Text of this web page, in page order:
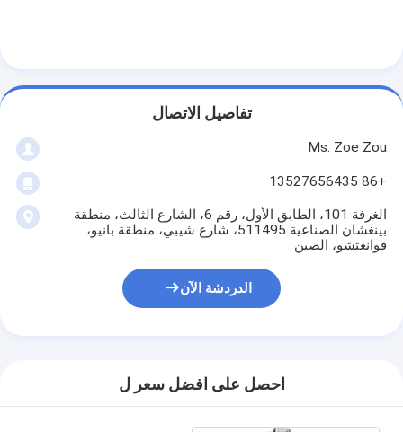
جولة في المصنع
مدونة
تفاصيل الاتصال
Ms. Zoe Zou
+86 13527656435
الغرفة 101، الطابق الأول، رقم 6، الشارع الثالث، منطقة
بينغشان الصناعية 511495، شارع شيبي، منطقة بانيو،
قوانغتشو، الصين
الدردشة الآن
احصل على افضل سعر ل